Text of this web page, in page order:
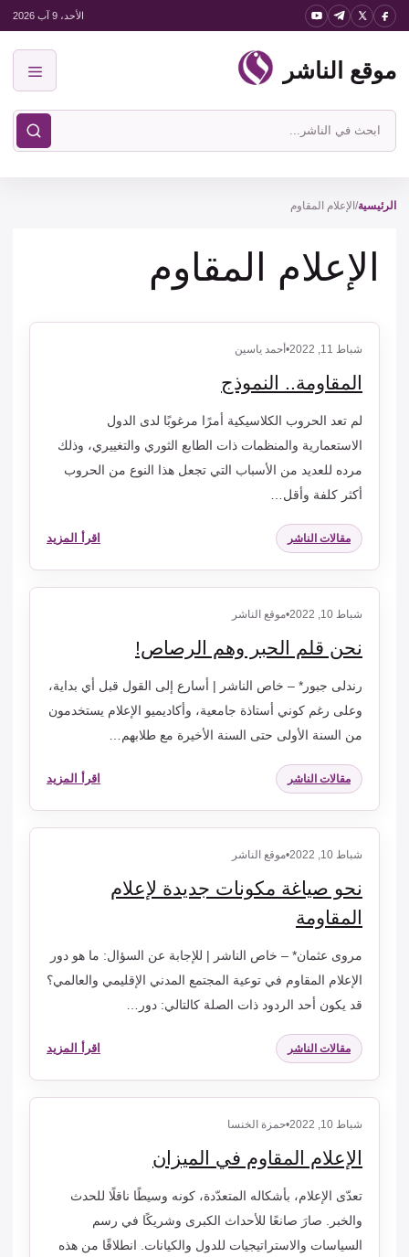
انتقل
المحتوى
الأحد، 9 آب 2026
موقع الناشر
ابحث
في
الناشر
الرئيسية/ الإعلام المقاوم
الإعلام المقاوم
شباط 11, 2022 • أحمد ياسين
المقاومة.. النموذج
لم تعد الحروب الكلاسيكية أمرًا مرغوبًا لدى الدول
الاستعمارية والمنظمات ذات الطابع الثوري والتغييري، وذلك
مرده للعديد من الأسباب التي تجعل هذا النوع من الحروب
أكثر كلفة وأقل…
مقالات الناشر اقرأ المزيد
شباط 10, 2022 •موقع الناشر
نحن قلم الحبر وهم الرصاص!
رندلى جبور* – خاص الناشر | أسارع إلى القول قبل أي بداية،
وعلى رغم كوني أستاذة جامعية، وأكاديميو الإعلام يستخدمون
من السنة الأولى حتى السنة الأخيرة مع طلابهم…
مقالات الناشر اقرأ المزيد
شباط 10, 2022 •موقع الناشر
نحو صياغة مكونات جديدة لإعلام
المقاومة
مروى عثمان* – خاص الناشر | للإجابة عن السؤال: ما هو دور
الإعلام المقاوم في توعية المجتمع المدني الإقليمي والعالمي؟
قد يكون أحد الردود ذات الصلة كالتالي: دور…
مقالات الناشر اقرأ المزيد
شباط 10, 2022 •حمزة الخنسا
الإعلام المقاوم في الميزان
تعدّى الإعلام، بأشكاله المتعدّدة، كونه وسيطًا ناقلًا للحدث
والخبر. صارَ صانعًا للأحداث الكبرى وشريكًا في رسم
السياسات والاستراتيجيات للدول والكيانات. انطلاقًا من هذه